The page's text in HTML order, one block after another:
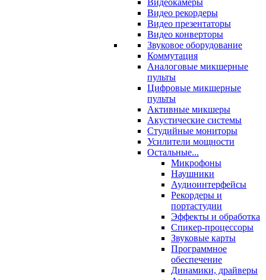
Видеокамеры
Видео рекордеры
Видео презентаторы
Видео конверторы
Звуковое оборудование
Коммутация
Аналоговые микшерные
пульты
Цифровые микшерные
пульты
Активные микшеры
Акустические системы
Студийные мониторы
Усилители мощности
Остальные...
Микрофоны
Наушники
Аудиоинтерфейсы
Рекордеры и
портастудии
Эффекты и обработка
Спикер-процессоры
Звуковые карты
Программное
обеспечение
Динамики, драйверы